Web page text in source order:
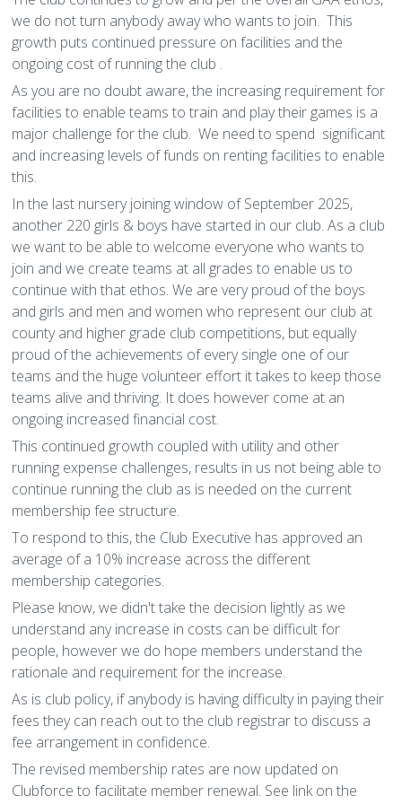
Coiste Camógaíochta
Coiste Peile
Coiste Iomána
Coiste Peil na mBan
Kilmacud Crokes Club Brand and Sponsorship Policy
Ballraíocht
An Naíoscoil
Bainistíocht Páirce
Ról na Onóra
Siopa
Stráitéis Pleanála
Fé 8
Fé 9
Fé 10
Gailearaí
Fé 7
Fé 8
Fé 9
Fé 12
Comórtas na nÓg
Gailearaí
Fé 6
Fé 7
Fé 8
Fé 11
Fé 12
Liosta na gCluichí & Torthaí
Comórtas na nÓg
Gailearaí
Foirne
An Naíoscoil
Fé 8
Fé 11
Fé 12
Liosta na gCluichí & Torthaí
Comórtas na nÓg
Gailearaí
Fé 14
Fé 15
Fé 16
Mionúr
Comórtas 7-an-taobh na n-Óg
Gailearaí
Fé 13
Fé 14
Fé 15
Liosta na gCluichí & Torthaí
Comórtas 7-an-taobh na n-Óg
Gailearaí
Foirne
Fé 13
Fé 14
Mionúr
Liosta na gCluichí & Torthaí
Comórtas 7-an-Taobh na n-Óg
Gailearaí
Peil na mBan F13–F18
Foirne
Fé 13
Fé 16
Mionúr
Liosta na gCluichí & Torthaí
Comórtas 7-an-taobh na n-Óg
Fé 21
Sóisear
Idirmhéanach
Liosta na gCluichí & Torthaí
7-an Taobh
Gailearaí
Foirne
Sóisear
Idirmhéanach
Liosta na gCluichí & Torthaí
7-an-Taobh
Gailearaí
Peil Fásta
Foirne
Sóisear
Idirmhéanach
Liosta na gCluichí & Torthaí
7-an-Taobh
Peil na mBan Fásta
Foirne
Sóisear
Sinsir
Peil do Mháithreacha
Liosta na gCluichí & Torthaí
Oiliúnóirí
Réiteoirí
Leas Leanaí
Éiteas an Chlub
Polasaithe Club
Cód Iompair do Chóitseálaithe, do Mheantóirí agus
d'Oiliúnóirí
Cód Iompair do Thuismitheoirí
Cód Iompraíochta d’Imreoirí
Cód Iompair do Thacadóirí
Beartas um Míchumas agus Riachtanais Speisialta
Beartas Cuimsithe
Íomhánna Grianghrafadóireachta agus Treoirlínte don
Láithreán Gréasáin
Beartas Saor ó Thobac agus Vape
Beartas um Úsáid Substaintí
Beartas Príobháideachais
Grinnfhiosrúchán an Gharda Síochána
Pobal
Ár n-Urraitheoir
Na Uile Réaltaí
Líonra Gnó
Éagsúlacht & Cuimsiú ►
Conas is féidir linn a chinntiú go bhfuil ár gclubanna
agus ár bhFoirne aonair Cuimsitheach?
Cad iad na cineálacha éagsúla míchumais?
Cén chuma atá ar Chuimsiú inár gclub?
Conas is féidir leat do sheisiúin a mhodhnú le bheith
cuimsitheach?
Polasaithe Ilchineálachta & Cuimsithe
Gaeilge
Club Glas
Club Sláintiúil
Cumann Staire
Rothaithe KC
Bothán na bhFear
RIP
An Teach
Beár Kilmac
Caifé an Bhaile
Gníomhaíochtaì sa Chlubtheach
Pitch Advertising
Ionad Spórt
Snúcar
Snooker Terms and Conditions
Leadóg
Glaoigh Orainn
we do not turn anybody away who wants to join. This
growth puts continued pressure on facilities and the
ongoing cost of running the club .
As you are no doubt aware, the increasing requirement for
facilities to enable teams to train and play their games is a
major challenge for the club. We need to spend significant
and increasing levels of funds on renting facilities to enable
this.
In the last nursery joining window of September 2025,
another 220 girls & boys have started in our club. As a club
we want to be able to welcome everyone who wants to
join and we create teams at all grades to enable us to
continue with that ethos. We are very proud of the boys
and girls and men and women who represent our club at
county and higher grade club competitions, but equally
proud of the achievements of every single one of our
teams and the huge volunteer effort it takes to keep those
teams alive and thriving. It does however come at an
ongoing increased financial cost.
This continued growth coupled with utility and other
running expense challenges, results in us not being able to
continue running the club as is needed on the current
membership fee structure.
To respond to this, the Club Executive has approved an
average of a 10% increase across the different
membership categories.
Please know, we didn't take the decision lightly as we
understand any increase in costs can be difficult for
people, however we do hope members understand the
rationale and requirement for the increase.
As is club policy, if anybody is having difficulty in paying their
fees they can reach out to the club registrar to discuss a
fee arrangement in confidence.
The revised membership rates are now updated on
Clubforce to facilitate member renewal. See link on the